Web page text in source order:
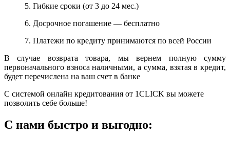
5. Гибкие сроки (от 3 до 24 мес.)
6. Досрочное погашение — бесплатно
7. Платежи по кредиту принимаются по всей России
В случае возврата товара, мы вернем полную сумму
первоначального взноса наличными, а сумма, взятая в кредит,
будет перечислена на ваш счет в банке
С системой онлайн кредитования от 1CLICK вы можете
позволить себе больше!
С нами быстро и выгодно: